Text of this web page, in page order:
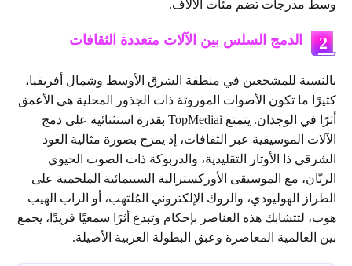
وسط مدرجات تضم مئات الآلاف.
2 الدمج السلس بين الآلات متعددة الثقافات
بالنسبة للمشجعين في منطقة الشرق الأوسط وشمال أفريقيا،
كثيرًا ما تكون الأصوات الموروثة ذات الجذور المحلية هي الأعمق
أثرًا في الوجدان. يتمتع TopMediai بقدرة استثنائية على دمج
الآلات الموسيقية عبر الثقافات، إذ يمزج بصورة مثالية العود
الشرقي ذا الأوتار التقليدية، والدربوكة ذات الصوت الحيوي
الرنّان، مع الموسيقى الأوركسترالية السينمائية الملحمية على
الطراز الهوليودي، والروك الإلكتروني المُلتهب، أو الراب الهيب
هوب، لتتشابك هذه العناصر بإحكام وتبدع أثرًا سمعيًا فريدًا، يجمع
بين العالمية المعاصرة وعبق البطولة العربية الأصيلة.